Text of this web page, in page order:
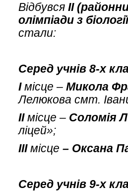
Відбувся ІІ
олімпіади з біології
стали:
Серед учнів 8-х
Імісце – Микола
Лелюкова смт.
ІІмісце – Соломія
ліцей»;
ІІІмісце – Оксана
Серед учнів 9-х